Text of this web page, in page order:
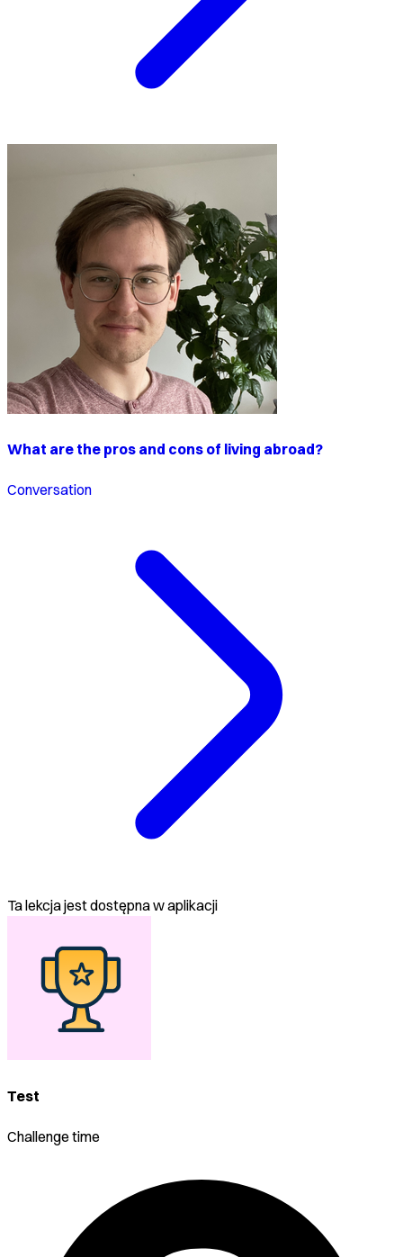
What are the pros and cons of living abroad?
Conversation
Ta lekcja jest dostępna w aplikacji
Test
Challenge time